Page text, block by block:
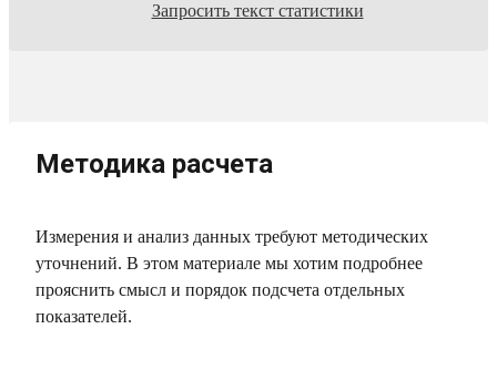
Запросить текст статистики
Методика расчета
Измерения и анализ данных требуют методических
уточнений. В этом материале мы хотим подробнее
прояснить смысл и порядок подсчета отдельных
показателей.